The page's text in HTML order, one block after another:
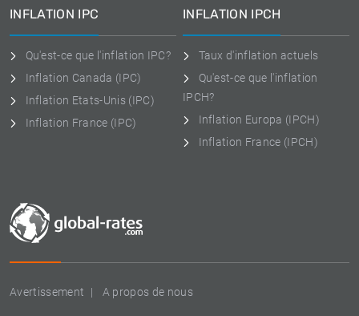
Avertissement A propos de nous
INFLATION IPC
Qu'est-ce que l'inflation IPC?
Inflation Canada (IPC)
Inflation Etats-Unis (IPC)
Inflation France (IPC)
INFLATION IPCH
Taux d'inflation actuels
Qu'est-ce que l'inflation
IPCH?
Inflation Europa (IPCH)
Inflation France (IPCH)